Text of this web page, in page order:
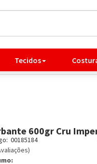
Tecidos
600gr Cru
00185184